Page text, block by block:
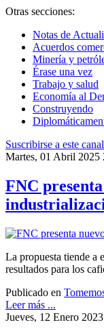
Otras secciones:
Notas de
Acuerdos
Minería y
Érase una vez
Trabajo y salud
Economía al
Construyendo
Suscribirse a este
Martes, 01 Abril 2025
FNC
La propuesta tiende a
resultados para los
Publicado en
Leer más ...
Jueves, 12 Enero